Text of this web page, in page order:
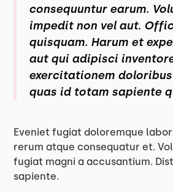
consequuntur earum.
impedit non vel aut.
quisquam. Harum et
aut qui adipisci
exercitationem
quas id totam sapiente
Eveniet fugiat doloremque
rerum atque consequatur et.
fugiat magni a accusantium.
sapiente.